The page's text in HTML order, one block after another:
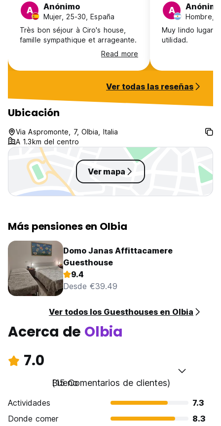
A Anónimo
Mujer, 25-30, España
Très bon séjour à Ciro's house,
famille sympathique et arrageante.
Read more
A
Hombre,
Muy lindo lugar.
utilidad.
Ver todas las reseñas
Ubicación
Via Aspromonte, 7, Olbia, Italia
A 1.3km del centro
Ver mapa
Más pensiones en Olbia
Domo Janas Affittacamere
Guesthouse
9.4
Desde €39.49
Ver todos los Guesthouses en Olbia
Acerca de Olbia
7.0
Bueno
(15 Comentarios de clientes)
Actividades
7.3
Donde comer
8.3